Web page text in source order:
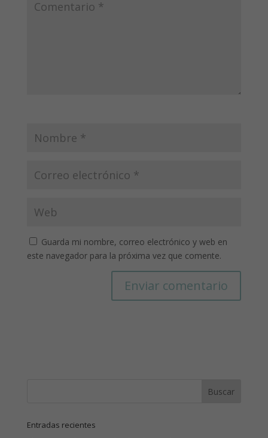
Guarda mi nombre, correo electrónico y web en
este navegador para la próxima vez que comente.
Entradas recientes